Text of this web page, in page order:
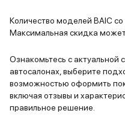
пересмотрели с
моделей. В
большинство
подошли по своим
характеристикам
дизайн, низкая
Количество моделей BAIC
Максимальная скидка
Ознакомьтесь с актуальной
автосалонах, выберите
возможностью оформить
включая отзывы и
правильное решение.